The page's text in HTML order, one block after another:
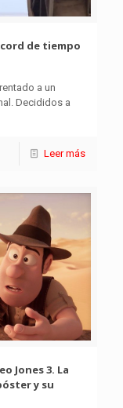
de tiempo
a un
Decididos a
Leer más
Jones 3. La
y su